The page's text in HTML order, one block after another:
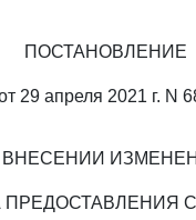
ПОСТАНОВЛЕНИЕ
29 апреля 2021 г. N
ВНЕСЕНИИ
ПРЕДОСТАВЛЕНИЯ